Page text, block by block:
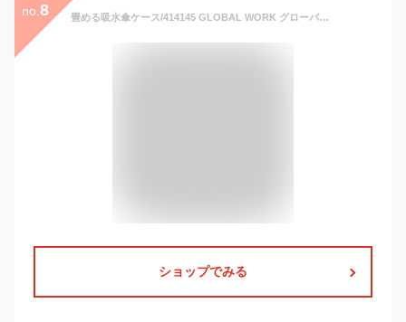
no. 8 畳める吸水傘ケース/414145 GLOBAL WORK グローバルワーク 財布・ポーチ・ケース ポーチ ブルー グレー ブラック[Rakuten Fashion]
ショップでみる